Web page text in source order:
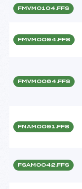
FMVM0104.FFS
FMVM0094.FFS
FMVM0064.FFS
FNAM0091.FFS
FSAM0042.FFS